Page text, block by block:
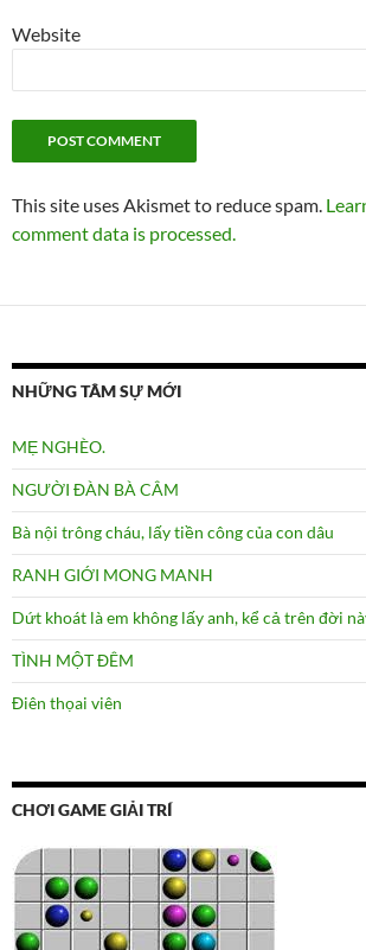
Website
This site uses Akismet to reduce spam.
comment data is processed.
NHỮNG TÂM SỰ MỚI
MẸ NGHÈO.
NGƯỜI ĐÀN BÀ CÂM
Bà nội trông cháu, lấy tiền công của con dâu
RANH GIỚI MONG MANH
Dứt khoát là em không lấy anh, kể cả trên đời
TÌNH MỘT ĐÊM
Điên thọai viên
CHƠI GAME GIẢI TRÍ